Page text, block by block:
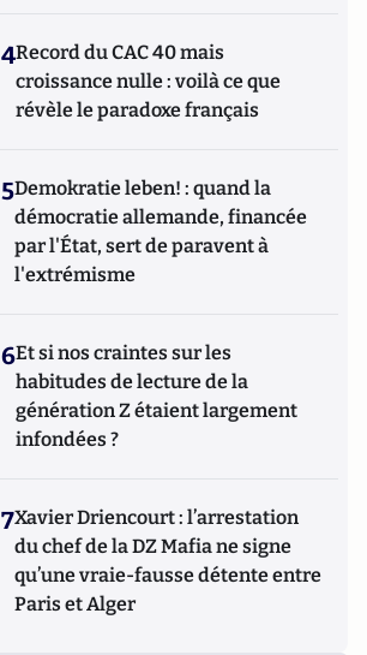
4Record du CAC 40 mais
croissance nulle : voilà ce que
révèle le paradoxe français
5Demokratie leben! : quand la
démocratie allemande, financée
par l'État, sert de paravent à
l'extrémisme
6Et si nos craintes sur les
habitudes de lecture de la
génération Z étaient largement
infondées ?
7Xavier Driencourt : l’arrestation
du chef de la DZ Mafia ne signe
qu’une vraie-fausse détente entre
Paris et Alger